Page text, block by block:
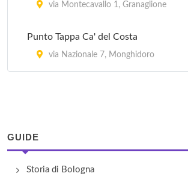
Anna
Arcadia
via Cornetta 491, San Pietro in Casale
via Montecavallo 1, Granaglione
Punto Tappa Ca' del Costa
via Nazionale 7, Monghidoro
GUIDE
Storia di Bologna